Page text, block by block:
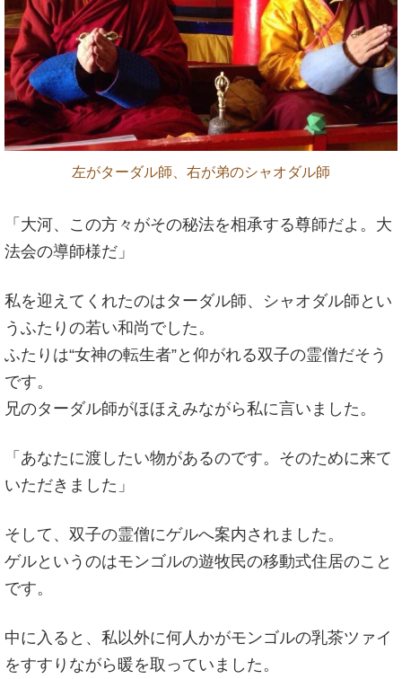
左がターダル師、右が弟のシャオダル師
「大河、この方々がその秘法を相承する尊師だよ。大
法会の導師様だ」
私を迎えてくれたのはターダル師、シャオダル師とい
うふたりの若い和尚でした。
ふたりは“女神の転生者”と仰がれる双子の霊僧だそう
です。
兄のターダル師がほほえみながら私に言いました。
「あなたに渡したい物があるのです。そのために来て
いただきました」
そして、双子の霊僧にゲルへ案内されました。
ゲルというのはモンゴルの遊牧民の移動式住居のこと
です。
中に入ると、私以外に何人かがモンゴルの乳茶ツァイ
をすすりながら暖を取っていました。